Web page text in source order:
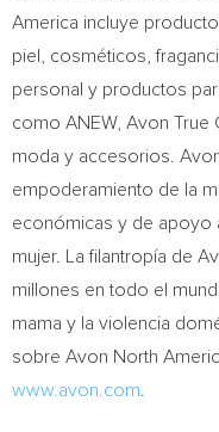
America incluye
piel, cosméticos,
personal y productos
como ANEW, Avon True
moda y accesorios.
empoderamiento de la
económicas y de apoyo
mujer. La filantropía de
millones en todo el
mama y la violencia
sobre Avon North
www.avon.com